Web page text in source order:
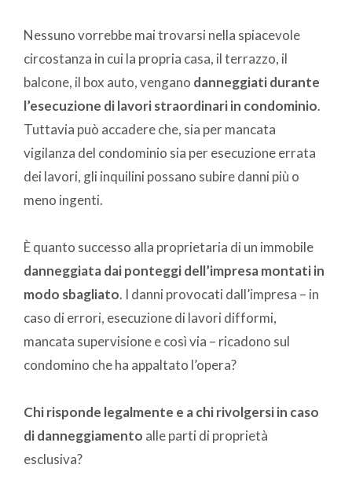
Nessuno vorrebbe mai trovarsi nella spiacevole
circostanza in cui la propria casa, il terrazzo, il
balcone, il box auto, vengano danneggiati durante
l’esecuzione di lavori straordinari in condominio.
Tuttavia può accadere che, sia per mancata
vigilanza del condominio sia per esecuzione errata
dei lavori, gli inquilini possano subire danni più o
meno ingenti.
È quanto successo alla proprietaria di un immobile
danneggiata dai ponteggi dell’impresa montati in
modo sbagliato. I danni provocati dall’impresa – in
caso di errori, esecuzione di lavori difformi,
mancata supervisione e così via – ricadono sul
condomino che ha appaltato l’opera?
Chi risponde legalmente e a chi rivolgersi in caso
di danneggiamento alle parti di proprietà
esclusiva?